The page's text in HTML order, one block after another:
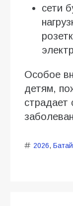
сети
Особое
детям,
страдает
2026,